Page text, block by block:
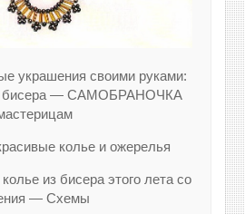
украшения своими руками:
бисера — САМОБРАНОЧКА
из бисера этого лета со
— Схемы